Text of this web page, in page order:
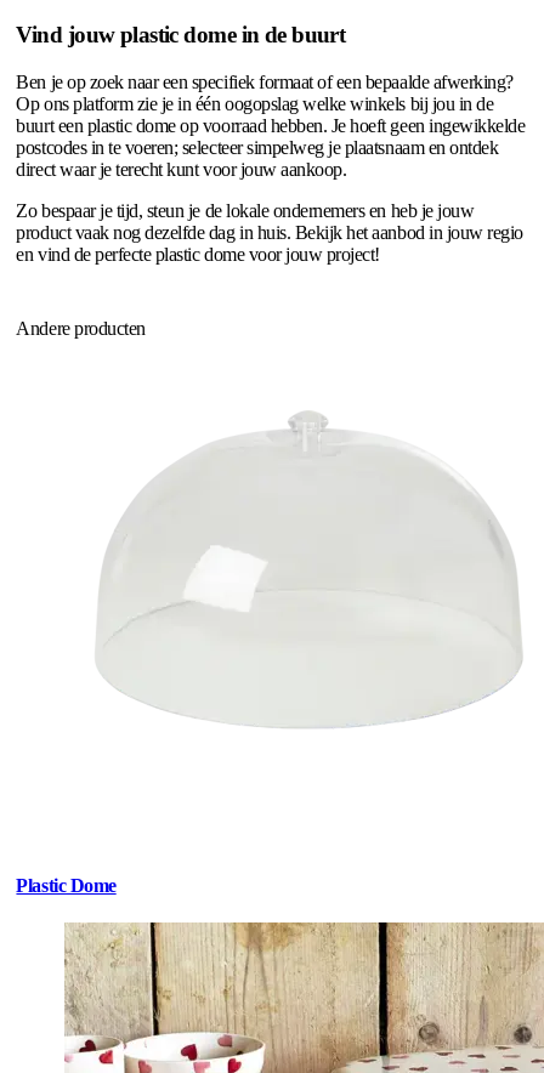
Vind jouw plastic dome in de buurt
Ben je op zoek naar een specifiek formaat of een bepaalde afwerking?
Op ons platform zie je in één oogopslag welke winkels bij jou in de
buurt een plastic dome op voorraad hebben. Je hoeft geen ingewikkelde
postcodes in te voeren; selecteer simpelweg je plaatsnaam en ontdek
direct waar je terecht kunt voor jouw aankoop.
Zo bespaar je tijd, steun je de lokale ondernemers en heb je jouw
product vaak nog dezelfde dag in huis. Bekijk het aanbod in jouw regio
en vind de perfecte plastic dome voor jouw project!
Andere producten
Plastic Dome